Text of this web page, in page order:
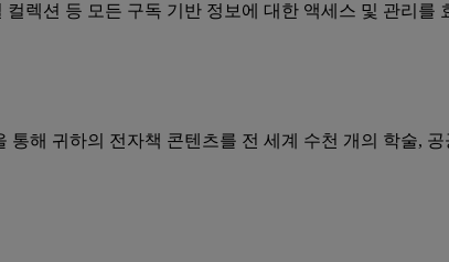
렉션 등 모든 구독 기반 정보에 대한 액세스 및 관리를
해 귀하의 전자책 콘텐츠를 전 세계 수천 개의 학술,